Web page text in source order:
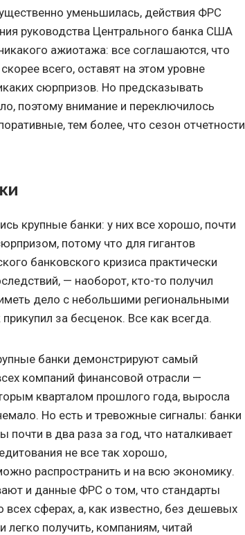
уменьшилась, действия ФРС
руководства Центрального банка США
ажиотажа: все соглашаются, что
всего, оставят на этом уровне
сюрпризов. Но предсказывать
поэтому внимание и переключилось
тем более, что сезон отчетности
крупные банки: у них все хорошо, почти
потому что для гигантов
банковского кризиса практически
— наоборот, кто-то получил
дело с небольшими региональными
за бесценок. Все как всегда.
банки демонстрируют самый
компаний финансовой отрасли —
кварталом прошлого года, выросла
Но есть и тревожные сигналы: банки
почти в два раза за год, что наталкивает
не все так хорошо,
распространить и на всю экономику.
и данные ФРС о том, что стандарты
сферах, а, как известно, без дешевых
получить, компаниям, читай